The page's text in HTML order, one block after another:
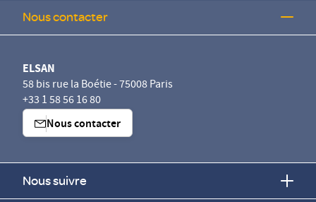
Nous contacter
ELSAN
58 bis rue la Boétie - 75008 Paris
+33 1 58 56 16 80
Nous contacter
Nous suivre